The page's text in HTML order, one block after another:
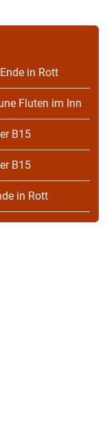
in Rott
Fluten im Inn
B15
B15
in Rott